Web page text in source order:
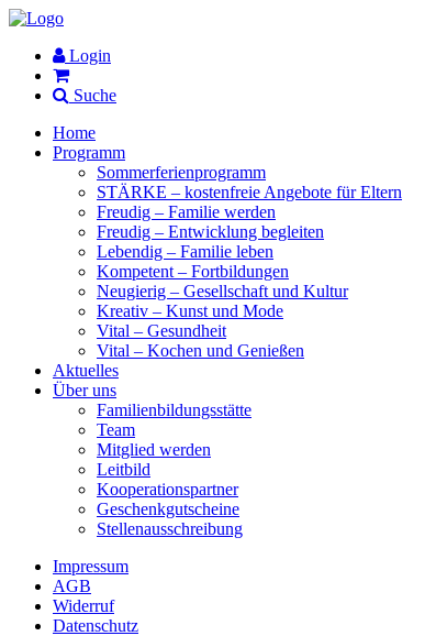
Login
Suche
Home
Programm
Sommerferienprogramm
STÄRKE – kostenfreie Angebote für Eltern
Freudig – Familie werden
Freudig – Entwicklung begleiten
Lebendig – Familie leben
Kompetent – Fortbildungen
Neugierig – Gesellschaft und Kultur
Kreativ – Kunst und Mode
Vital – Gesundheit
Vital – Kochen und Genießen
Aktuelles
Über uns
Familienbildungsstätte
Team
Mitglied werden
Leitbild
Kooperationspartner
Geschenkgutscheine
Stellenausschreibung
Impressum
AGB
Widerruf
Datenschutz